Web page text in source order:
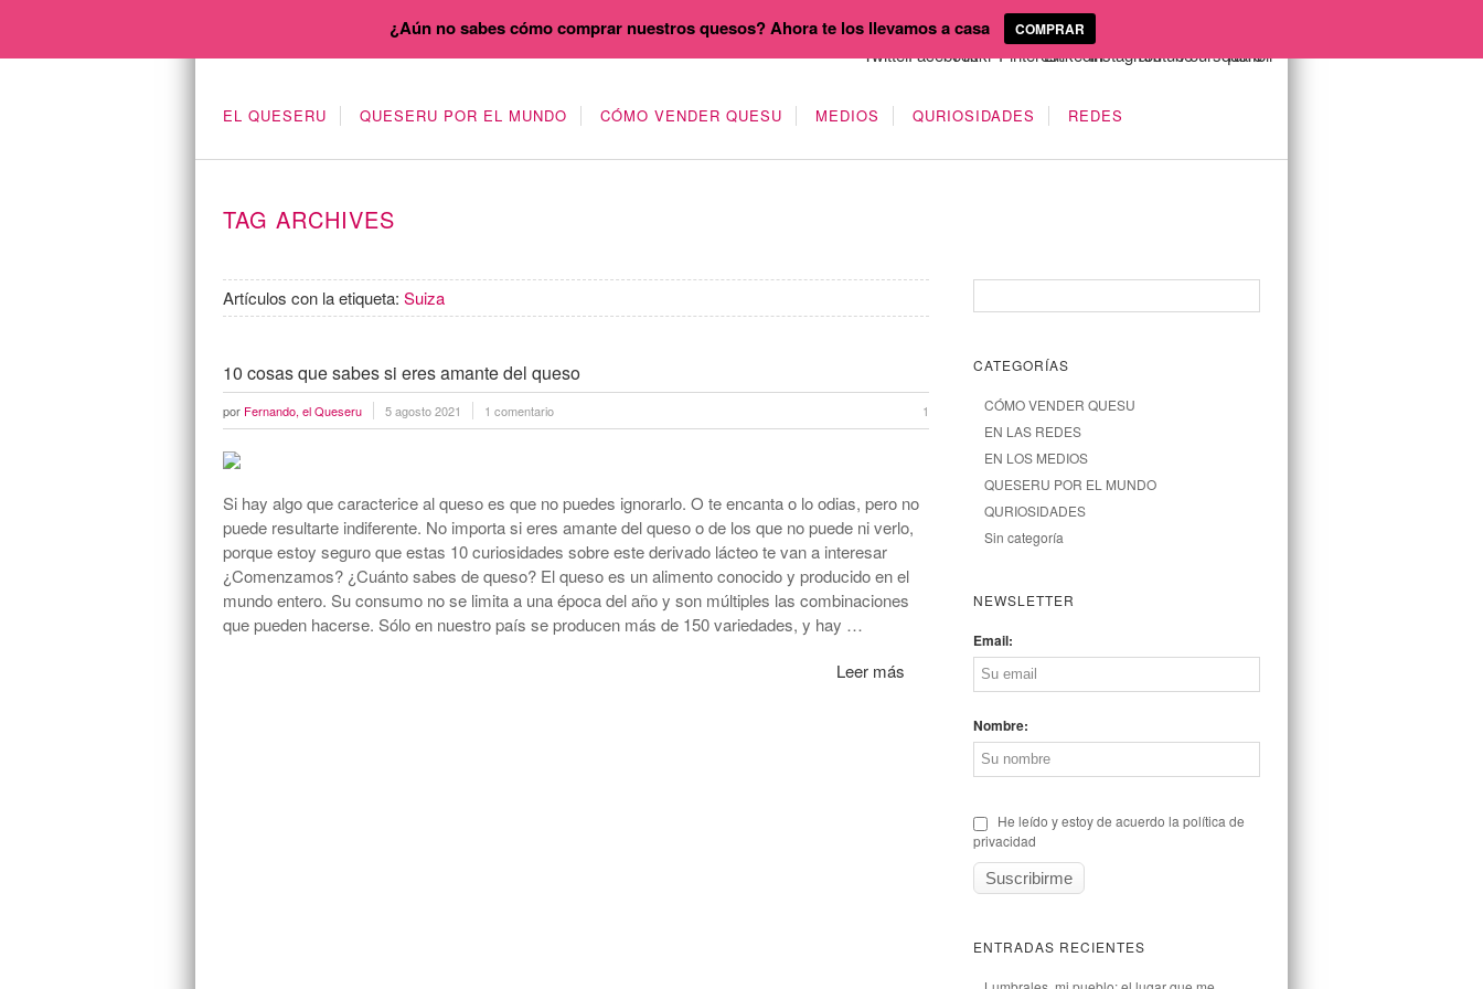
EL QUESERU QUESERU POR EL MUNDO CÓMO VENDER QUESU MEDIOS QURIOSIDADES REDES
TAG ARCHIVES
Artículos con la etiqueta: Suiza
10 cosas que sabes si eres amante del queso
por Fernando, el Queseru 5 agosto 2021 1 comentario 1
Si hay algo que caracterice al queso es que no puedes ignorarlo. O te encanta o lo odias, pero no
puede resultarte indiferente. No importa si eres amante del queso o de los que no puede ni verlo,
porque estoy seguro que estas 10 curiosidades sobre este derivado lácteo te van a interesar
¿Comenzamos? ¿Cuánto sabes de queso? El queso es un alimento conocido y producido en el
mundo entero. Su consumo no se limita a una época del año y son múltiples las combinaciones
que pueden hacerse. Sólo en nuestro país se producen más de 150 variedades, y hay …
Leer más
CATEGORÍAS
CÓMO VENDER QUESU
EN LAS REDES
EN LOS MEDIOS
QUESERU POR EL MUNDO
QURIOSIDADES
Sin categoría
NEWSLETTER
Email:
Nombre:
He leído y estoy de acuerdo la política de
privacidad
ENTRADAS RECIENTES
¿Aún no sabes cómo comprar nuestros quesos? Ahora te los llevamos a casa COMPRAR